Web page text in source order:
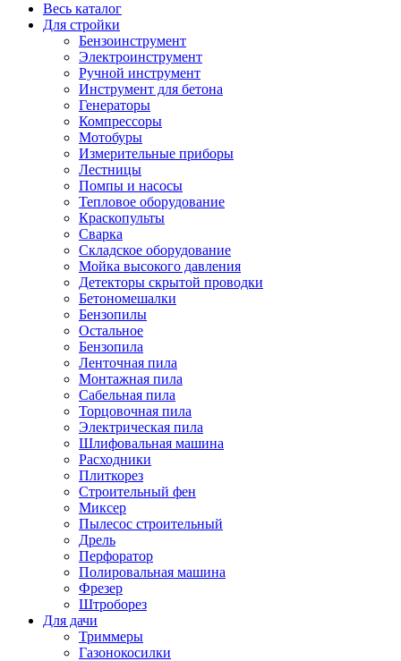
Весь каталог
Для стройки
Бензоинструмент
Электроинструмент
Ручной инструмент
Инструмент для бетона
Генераторы
Компрессоры
Мотобуры
Измерительные приборы
Лестницы
Помпы и насосы
Тепловое оборудование
Краскопульты
Сварка
Складское оборудование
Мойка высокого давления
Детекторы скрытой проводки
Бетономешалки
Бензопилы
Остальное
Бензопила
Ленточная пила
Монтажная пила
Сабельная пила
Торцовочная пила
Электрическая пила
Шлифовальная машина
Расходники
Плиткорез
Строительный фен
Миксер
Пылесос строительный
Дрель
Перфоратор
Полировальная машина
Фрезер
Штроборез
Для дачи
Триммеры
Газонокосилки